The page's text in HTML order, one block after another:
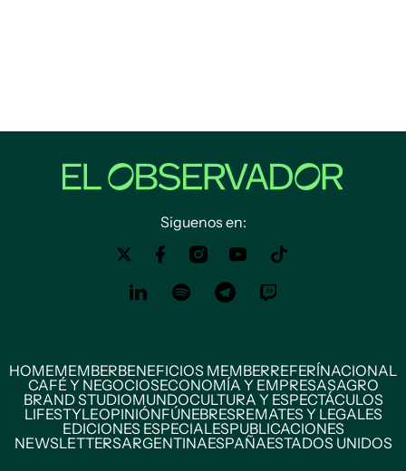
Siguenos en:
HOMEMEMBERBENEFICIOS MEMBERREFERÍNACIONAL
CAFÉ Y NEGOCIOSECONOMÍA Y EMPRESASAGRO
BRAND STUDIOMUNDOCULTURA Y ESPECTÁCULOS
LIFESTYLEOPINIÓNFÚNEBRESREMATES Y LEGALES
EDICIONES ESPECIALESPUBLICACIONES
NEWSLETTERSARGENTINAESPAÑAESTADOS UNIDOS